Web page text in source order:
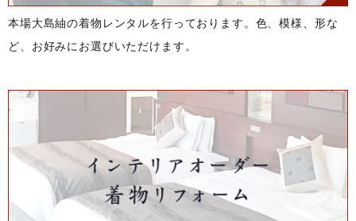
本場大島紬の着物レンタルを行っております。色、模様、形な
ど、お好みにお選びいただけます。